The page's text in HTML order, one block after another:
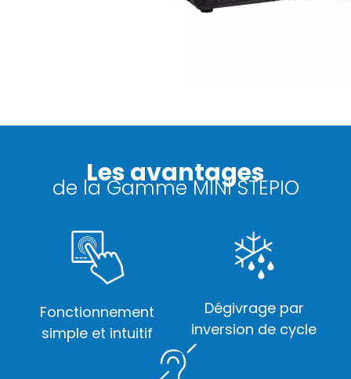
Les avantages
de la Gamme MINI STEPIO
Fonctionnement
simple et intuitif
Dégivrage par
inversion de cycle